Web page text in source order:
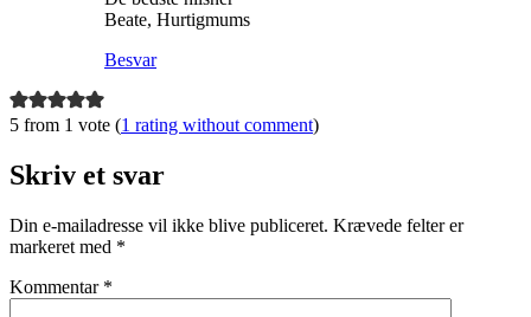
Beate, Hurtigmums
Besvar
5 from 1 vote (1 rating without comment)
Skriv et svar
Din e-mailadresse vil ikke blive publiceret. Krævede felter er
markeret med *
Kommentar *